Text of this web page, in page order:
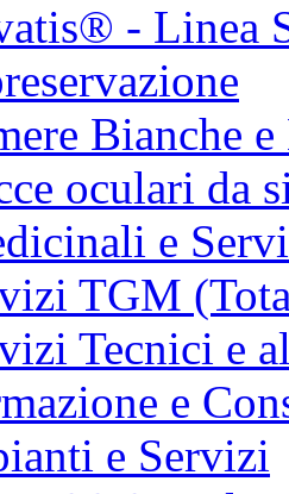
- Linea
Bianche
oculari da
e
TGM
Tecnici e
e
e Servizi